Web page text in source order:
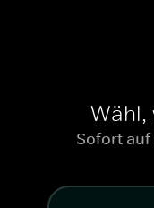
Wähl,
Sofort auf